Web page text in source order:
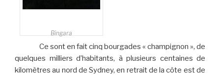
Bingara
Ce sont en fait cinq bourgades « champignon », de
quelques milliers d’habitants, à plusieurs centaines de
kilomètres au nord de Sydney, en retrait de la côte est de